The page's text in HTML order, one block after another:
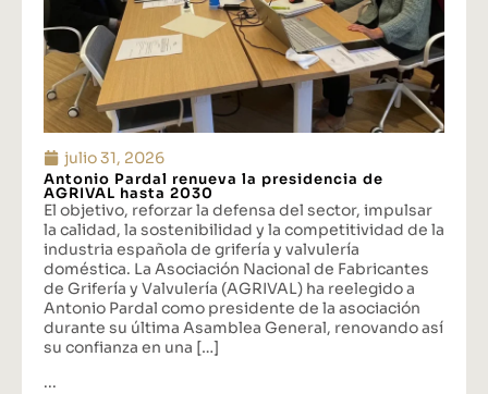
julio 31, 2026
Antonio Pardal renueva la presidencia de
AGRIVAL hasta 2030
El objetivo, reforzar la defensa del sector, impulsar
la calidad, la sostenibilidad y la competitividad de la
industria española de grifería y valvulería
doméstica. La Asociación Nacional de Fabricantes
de Grifería y Valvulería (AGRIVAL) ha reelegido a
Antonio Pardal como presidente de la asociación
durante su última Asamblea General, renovando así
su confianza en una […]
...